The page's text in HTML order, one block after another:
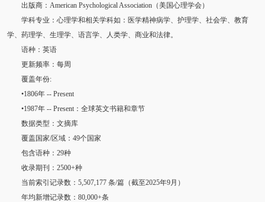
出版商：American Psychological Association（美国心理学会）
学科专业：心理学和相关学科如：医学精神病学、护理学、社会学、教育
学、药理学、生理学、语言学、人类学、商业和法律。
语种：英语
更新频率：每周
覆盖年份:
•1806年 -- Present
•1987年 -- Present：全球英文书籍和章节
数据类型：文摘库
覆盖国家/区域：49个国家
包含语种：29种
收录期刊：2500+种
当前索引记录数：5,507,177 条/篇（截至2025年9月）
年均新增记录数：80,000+条